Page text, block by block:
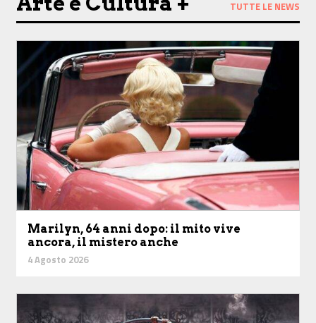
TUTTE LE NEWS
Marilyn, 64 anni dopo: il mito vive
ancora, il mistero anche
4 Agosto 2026